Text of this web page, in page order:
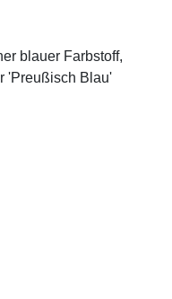
blauer Farbstoff,
'Preußisch Blau'